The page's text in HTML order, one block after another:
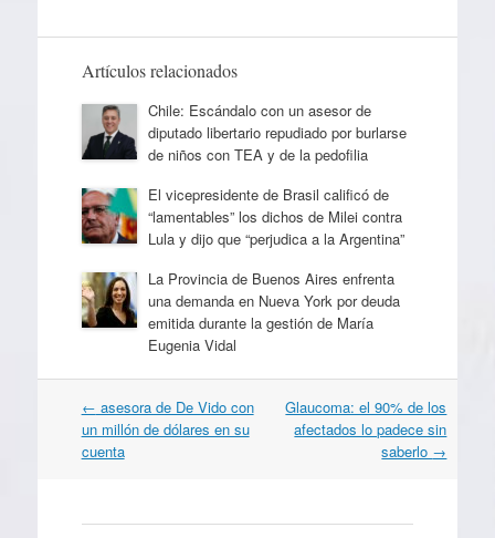
Artículos relacionados
Chile: Escándalo con un asesor de
diputado libertario repudiado por burlarse
de niños con TEA y de la pedofilia
El vicepresidente de Brasil calificó de
“lamentables” los dichos de Milei contra
Lula y dijo que “perjudica a la Argentina”
La Provincia de Buenos Aires enfrenta
una demanda en Nueva York por deuda
emitida durante la gestión de María
Eugenia Vidal
Navegación
por
artículos
← asesora de De Vido con
un millón de dólares en su
cuenta
Glaucoma: el 90% de los
afectados lo padece sin
saberlo →